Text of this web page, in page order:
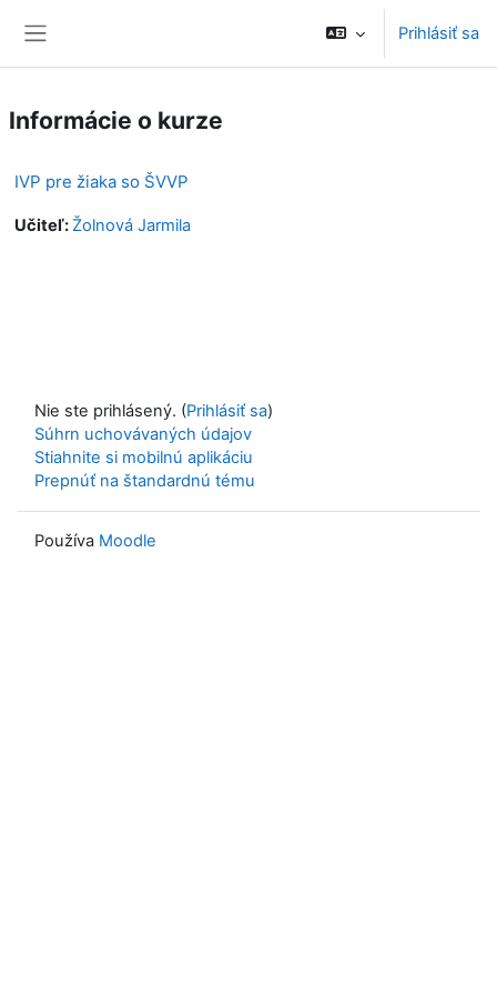
Prihlásiť sa
Informácie o kurze
IVP pre žiaka so ŠVVP
Učiteľ: Žolnová Jarmila
Nie ste prihlásený. (Prihlásiť sa)
Súhrn uchovávaných údajov
Stiahnite si mobilnú aplikáciu
Prepnúť na štandardnú tému
Používa Moodle